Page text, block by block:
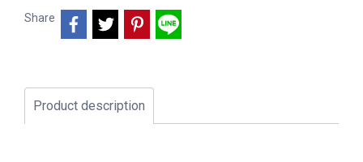
Share
Product description